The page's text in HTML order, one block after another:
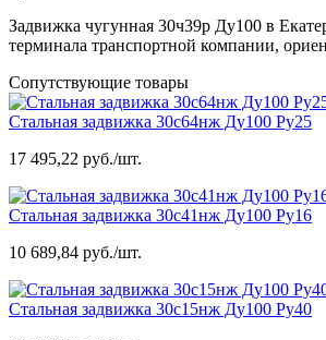
Задвижка чугунная 30ч39р Ду100 в
терминала транспортной компании,
Сопутствующие товары
Стальная задвижка 30с64нж Ду100 Ру25
17 495,22 руб./шт.
Стальная задвижка 30с41нж Ду100 Ру16
10 689,84 руб./шт.
Стальная задвижка 30с15нж Ду100 Ру40